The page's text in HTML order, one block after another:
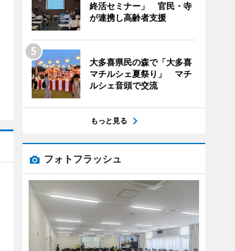
終活セミナー」 官民・寺
が連携し高齢者支援
大多喜県民の森で「大多喜
マチルシェ夏祭り」 マチ
ルシェ音頭で交流
もっと見る
フォトフラッシュ